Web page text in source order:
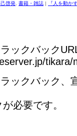
啓発 書籍・雑誌 | 『人を動か
ックバック
ックバック、
必要です。